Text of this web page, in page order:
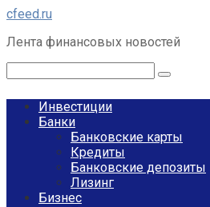
Перейти
контенту
cfeed.ru
Лента финансовых новостей
Инвестиции
Банки
Банковские карты
Кредиты
Банковские депозиты
Лизинг
Бизнес